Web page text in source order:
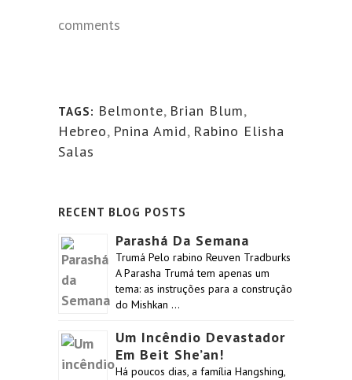
comments
TAGS: Belmonte, Brian Blum,
Hebreo, Pnina Amid, Rabino Elisha
Salas
RECENT BLOG POSTS
Parashá Da Semana
Trumá Pelo rabino Reuven Tradburks
A Parasha Trumá tem apenas um
tema: as instruções para a construção
do Mishkan …
Um Incêndio Devastador
Em Beit She’an!
Há poucos dias, a família Hangshing,